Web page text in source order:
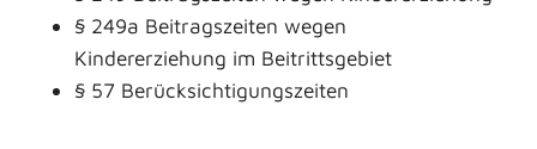
§ 249a Beitragszeiten wegen
Kindererziehung im Beitrittsgebiet
§ 57 Berücksichtigungszeiten